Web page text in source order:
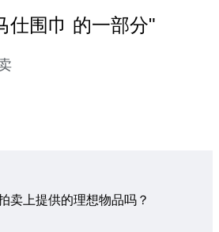
仕围巾 的一部分"
卖上提供的理想物品吗？